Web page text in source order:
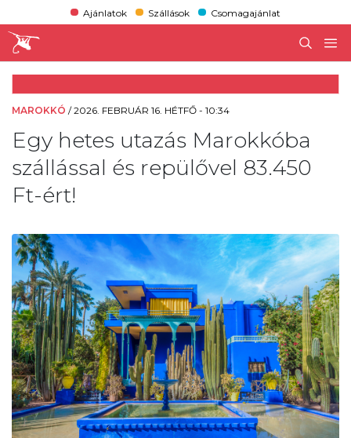
Ajánlatok Szállások Csomagajánlat
MAROKKÓ /2026. FEBRUÁR 16. HÉTFŐ - 10:34
Egy hetes utazás Marokkóba
szállással és repülővel 83.450
Ft-ért!